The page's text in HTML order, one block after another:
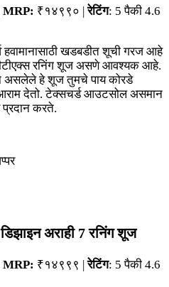
MRP: ₹१४९९० |रेटिंग: 5 पैकी 4.6
हवामानासाठी खडबडीत शूची गरज आहे
रनिंग शूज असणे आवश्यक आहे.
असलेले हे शूज तुमचे पाय कोरडे
देतो. टेक्सचर्ड आउटसोल असमान
करते.
अराही 7 रनिंग शूज
MRP: ₹१४९९९ |रेटिंग: 5 पैकी 4.6